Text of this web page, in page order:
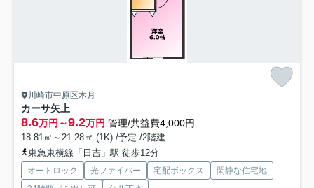
川崎市中原区木月
カーサ矢上
8.6万円～9.2万円 管理/共益費4,000円
18.81㎡～21.28㎡ (1K) /予定 /2階建
東急東横線「日吉」駅 徒歩12分
オートロック 光ファイバー 宅配ボックス
閑静な住宅地